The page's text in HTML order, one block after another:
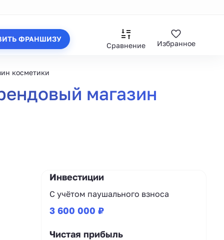
ФРАНШИЗУ
Сравнение Избранное
косметики
магазин
Инвестиции
С учётом паушального взноса
3 600 000 ₽
Чистая прибыль